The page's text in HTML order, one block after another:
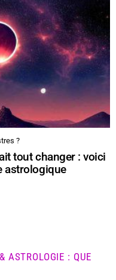
?
tout changer : voici
astrologique
ASTROLOGIE : QUE